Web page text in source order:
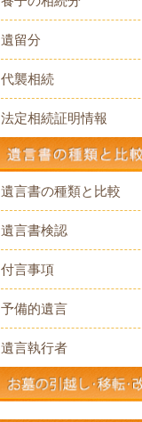
遺留分
代襲相続
法定相続証明情報
遺言書の種類と比較
遺言書検認
付言事項
予備的遺言
遺言執行者